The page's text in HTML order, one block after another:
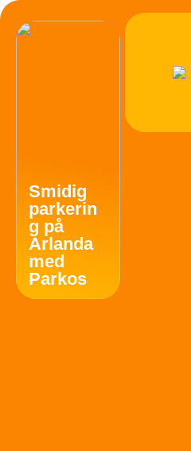
Smidig
parkerin
g på
Arlanda
med
Parkos